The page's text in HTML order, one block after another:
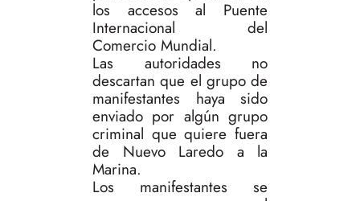
los accesos al Puente
Internacional del
Comercio Mundial.
Las autoridades no
descartan que el grupo de
manifestantes haya sido
enviado por algún grupo
criminal que quiere fuera
de Nuevo Laredo a la
Marina.
Los manifestantes se